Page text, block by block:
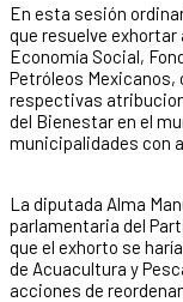
En esta sesión
que resuelve
Economía Social,
Petróleos Mexicanos,
respectivas
del Bienestar en el
municipalidades con
La diputada Alma
parlamentaria del
que el exhorto se
de Acuacultura y
acciones de